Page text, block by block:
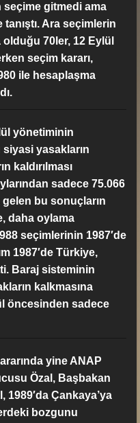
gitmedi ama
Ara seçimlerin
70ler, 12 Eylül
seçim kararı,
ile hesaplaşma
yönetiminin
yasakların
kaldırılması
sadece 75.066
gelen bu sonuçların
daha oylama
seçimlerinin 1987′de
1987′de Türkiye,
Baraj sisteminin
kalkmasına
öncesinden sadece
yine ANAP
Özal, Başbakan
1989′da Çankaya’ya
bozgunu